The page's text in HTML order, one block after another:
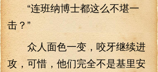
“连班纳博士都这么不堪一
击？”
众人面色一变，咬牙继续进
攻，可惜，他们完全不是基里安